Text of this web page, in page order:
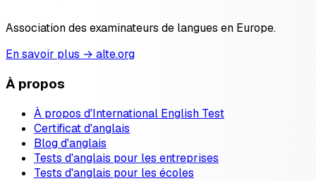
Association des examinateurs de langues en Europe.
En savoir plus → alte.org
À propos
À propos d'International English Test
Certificat d'anglais
Blog d'anglais
Tests d'anglais pour les entreprises
Tests d'anglais pour les écoles